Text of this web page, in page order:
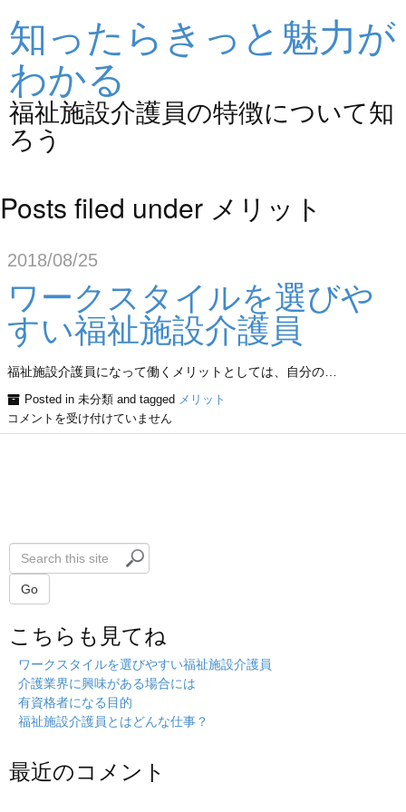
知ったらきっと魅力が
わかる
福祉施設介護員の特徴について知
ろう
Posts filed under メリット
2018/08/25
ワークスタイルを選びや
すい福祉施設介護員
福祉施設介護員になって働くメリットとしては、自分の…
Posted in 未分類 and tagged メリット
コメントを受け付けていません
e
r
c
h
t
Go
こちらも見てね
ワークスタイルを選びやすい福祉施設介護員
介護業界に興味がある場合には
有資格者になる目的
福祉施設介護員とはどんな仕事？
最近のコメント